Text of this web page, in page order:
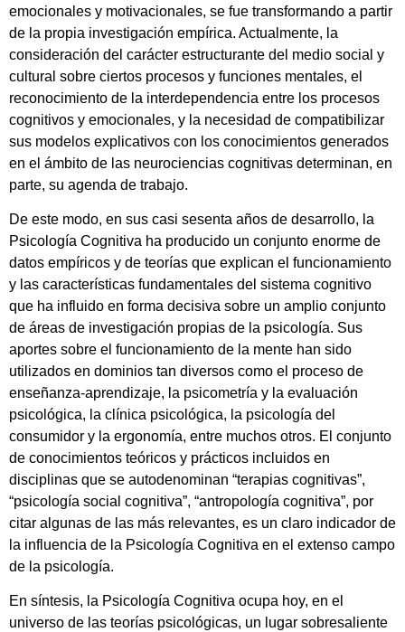
emocionales y motivacionales, se fue transformando a partir
de la propia investigación empírica. Actualmente, la
consideración del carácter estructurante del medio social y
cultural sobre ciertos procesos y funciones mentales, el
reconocimiento de la interdependencia entre los procesos
cognitivos y emocionales, y la necesidad de compatibilizar
sus modelos explicativos con los conocimientos generados
en el ámbito de las neurociencias cognitivas determinan, en
parte, su agenda de trabajo.
De este modo, en sus casi sesenta años de desarrollo, la
Psicología Cognitiva ha producido un conjunto enorme de
datos empíricos y de teorías que explican el funcionamiento
y las características fundamentales del sistema cognitivo
que ha influido en forma decisiva sobre un amplio conjunto
de áreas de investigación propias de la psicología. Sus
aportes sobre el funcionamiento de la mente han sido
utilizados en dominios tan diversos como el proceso de
enseñanza-aprendizaje, la psicometría y la evaluación
psicológica, la clínica psicológica, la psicología del
consumidor y la ergonomía, entre muchos otros. El conjunto
de conocimientos teóricos y prácticos incluidos en
disciplinas que se autodenominan “terapias cognitivas”,
“psicología social cognitiva”, “antropología cognitiva”, por
citar algunas de las más relevantes, es un claro indicador de
la influencia de la Psicología Cognitiva en el extenso campo
de la psicología.
En síntesis, la Psicología Cognitiva ocupa hoy, en el
universo de las teorías psicológicas, un lugar sobresaliente